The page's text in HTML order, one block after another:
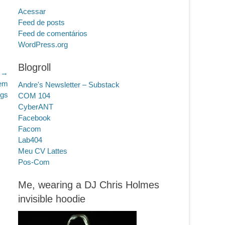
→
Acessar
Feed de posts
Feed de comentários
WordPress.org
Blogroll
Andre's Newsletter – Substack
COM 104
CyberANT
Facebook
Facom
Lab404
Meu CV Lattes
Pos-Com
Me, wearing a DJ Chris Holmes
invisible hoodie